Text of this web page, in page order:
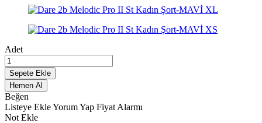
Adet
Sepete Ekle
Hemen Al
Beğen
Listeye EkleYorum Yap Fiyat Alarmı
Not Ekle